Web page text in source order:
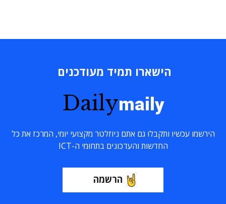
הישארו תמיד מעודכנים
Dailymaily
הירשמו עכשיו ותקבלו גם אתם ניוזלטר מקצועי יומי, המרכז את כל
החדשות והעדכונים בתחומי ה-ICT
הרשמה